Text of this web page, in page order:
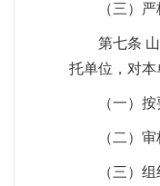
（三）
第七条
托单位，对本
（一）
（二）
（三）